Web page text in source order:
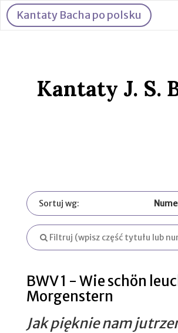
Kantaty Bacha po polsku
Kantaty J. S.
Sortuj wg:
BWV 1 - Wie schön
Morgenstern
Jak pięknie nam